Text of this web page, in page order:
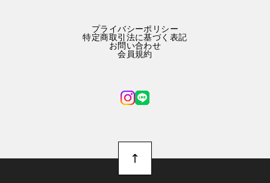
プライバシーポリシー
特定商取引法に基づく表記
お問い合わせ
会員規約